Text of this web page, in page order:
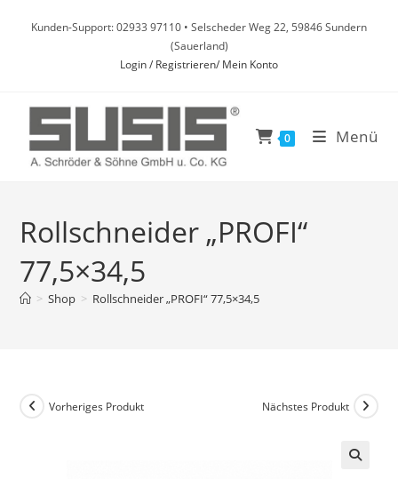
InhaltKunden-Support: 02933 97110 • Selscheder Weg 22, 59846 Sundern
(Sauerland)
Login / Registrieren/ Mein Konto
0 Menü
Rollschneider „PROFI“
77,5×34,5
> Shop > Rollschneider „PROFI“ 77,5×34,5
Vorheriges Produkt Nächstes Produkt